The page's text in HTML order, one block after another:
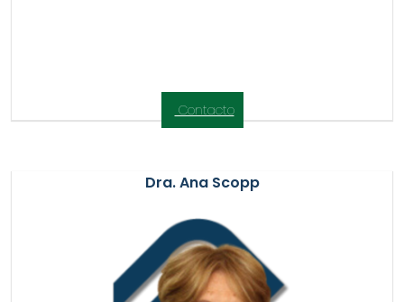
Contacto
Dra. Ana Scopp